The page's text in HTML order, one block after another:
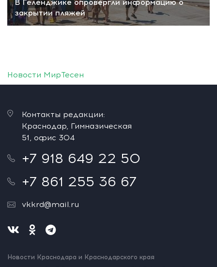
В Геленджике опровергли информацию о
закрытии пляжей
Новости МирТесен
Контакты редакции:
Краснодар, Гимназическая
51, офис 304
+7 918 649 22 50
+7 861 255 36 67
vkkrd@mail.ru
Новости Краснодара и Краснодарского края